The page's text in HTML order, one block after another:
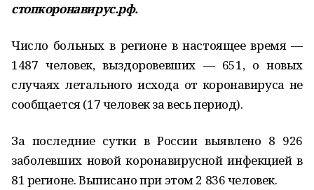
стопкоронавирус.рф.
Число больных в регионе в настоящее время —
1487 человек, выздоровевших — 651, о новых
случаях летального исхода от коронавируса не
сообщается (17 человек за весь период).
За последние сутки в России выявлено 8 926
заболевших новой коронавирусной инфекцией в
81 регионе. Выписано при этом 2 836 человек.